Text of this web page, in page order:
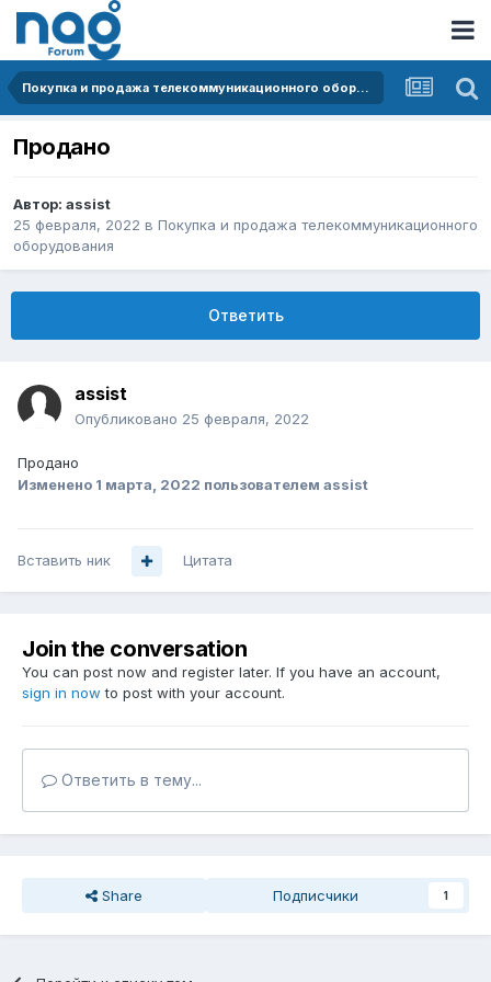
Покупка и продажа телекоммуникационного оборудования
Продано
Автор: assist
25 февраля, 2022 в Покупка и продажа телекоммуникационного
оборудования
Ответить
assist
Опубликовано 25 февраля, 2022
Продано
Изменено 1 марта, 2022 пользователем assist
Вставить ник Цитата
Join the conversation
You can post now and register later. If you have an account,
sign in now to post with your account.
Ответить в тему...
Share Подписчики 1